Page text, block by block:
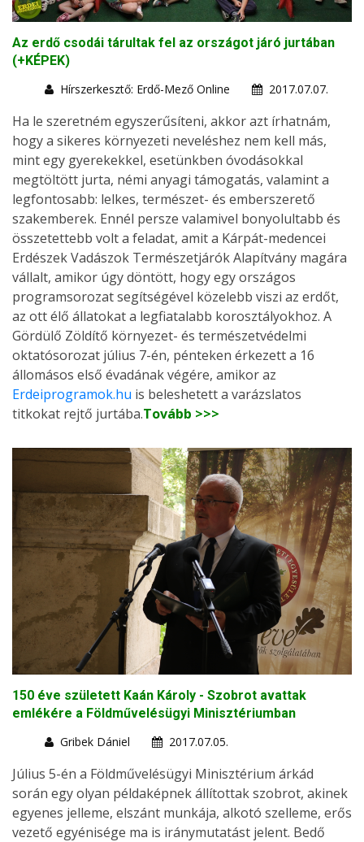
Az erdő csodái tárultak fel az országot járó jurtában
(+KÉPEK)
Hírszerkesztő: Erdő-Mező Online
2017.07.07.
Ha le szeretném egyszerűsíteni, akkor azt írhatnám,
hogy a sikeres környezeti neveléshez nem kell más,
mint egy gyerekekkel, esetünkben óvodásokkal
megtöltött jurta, némi anyagi támogatás, valamint a
legfontosabb: lelkes, természet- és emberszerető
szakemberek. Ennél persze valamivel bonyolultabb és
összetettebb volt a feladat, amit a Kárpát-medencei
Erdészek Vadászok Természetjárók Alapítvány magára
vállalt, amikor úgy döntött, hogy egy országos
programsorozat segítségével közelebb viszi az erdőt,
az ott élő állatokat a legfiatalabb korosztályokhoz. A
Gördülő Zöldítő környezet- és természetvédelmi
oktatósorozat július 7-én, pénteken érkezett a 16
állomásos első évadának végére, amikor az
Erdeiprogramok.hu is beleshetett a varázslatos
titkokat rejtő jurtába.Tovább >>>
150 éve született Kaán Károly - Szobrot avattak
emlékére a Földművelésügyi Minisztériumban
Gribek Dániel
2017.07.05.
Július 5-én a Földművelésügyi Minisztérium árkád
során egy olyan példaképnek állítottak szobrot, akinek
egyenes jelleme, elszánt munkája, alkotó szelleme, erős
vezető egyénisége ma is iránymutatást jelent. Bedő